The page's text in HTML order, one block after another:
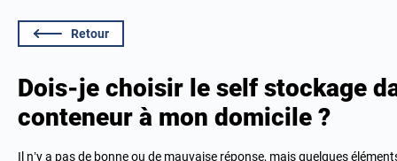
Retour
Dois-je choisir le self stockage
conteneur à mon domicile ?
Il n’y a pas de bonne ou de mauvaise réponse, mais quelques